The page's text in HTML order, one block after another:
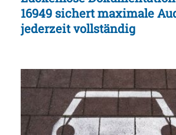
16949 sichert maximale
jederzeit vollständig